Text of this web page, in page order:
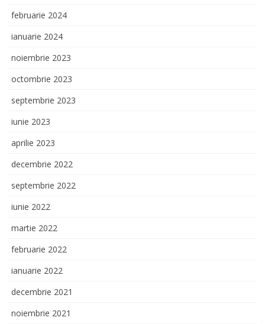
februarie 2024
ianuarie 2024
noiembrie 2023
octombrie 2023
septembrie 2023
iunie 2023
aprilie 2023
decembrie 2022
septembrie 2022
iunie 2022
martie 2022
februarie 2022
ianuarie 2022
decembrie 2021
noiembrie 2021